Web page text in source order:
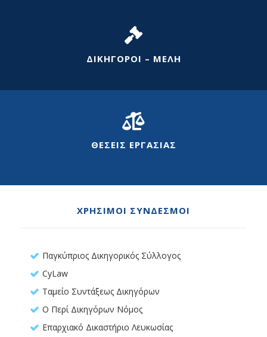
ΔΙΚΗΓΟΡΟΙ – ΜΕΛΗ
ΘΕΣΕΙΣ ΕΡΓΑΣΙΑΣ
ΧΡΗΣΙΜΟΙ ΣΥΝΔΕΣΜΟΙ
Παγκύπριος Δικηγορικός Σύλλογος
CyLaw
Ταμείο Συντάξεως Δικηγόρων
Ο Περί Δικηγόρων Νόμος
Επαρχιακό Δικαστήριο Λευκωσίας